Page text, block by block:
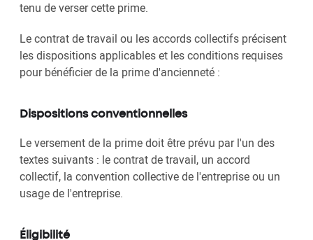
tenu de verser cette prime.
Le contrat de travail ou les accords collectifs précisent
les dispositions applicables et les conditions requises
pour bénéficier de la prime d'ancienneté :
Dispositions conventionnelles
Le versement de la prime doit être prévu par l'un des
textes suivants : le contrat de travail, un accord
collectif, la convention collective de l'entreprise ou un
usage de l'entreprise.
Éligibilité